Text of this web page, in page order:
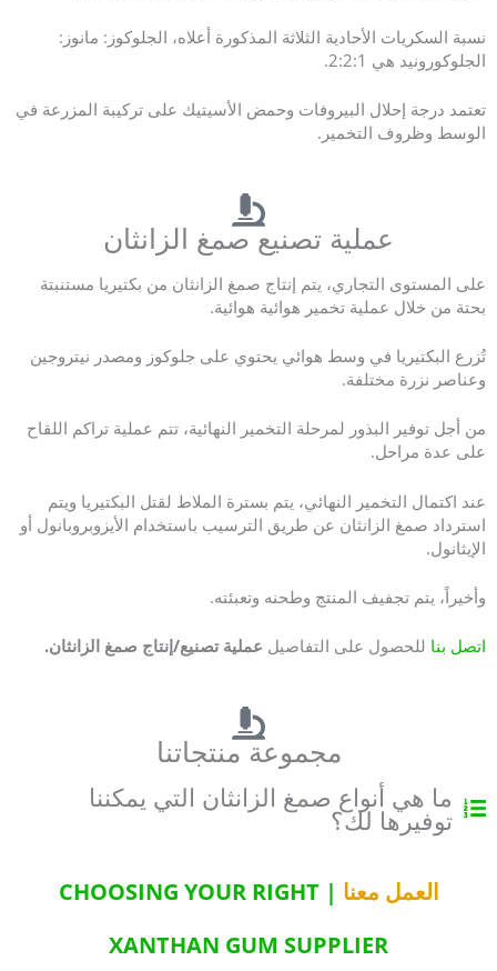
نسبة السكريات الأحادية الثلاثة المذكورة أعلاه، الجلوكوز: مانوز:
الجلوكورونيد هي 2:2:1.
تعتمد درجة إحلال البيروفات وحمض الأسيتيك على تركيبة المزرعة في
الوسط وظروف التخمير.
عملية تصنيع صمغ الزانثان
على المستوى التجاري، يتم إنتاج صمغ الزانثان من بكتيريا مستنبتة
بحتة من خلال عملية تخمير هوائية هوائية.
تُزرع البكتيريا في وسط هوائي يحتوي على جلوكوز ومصدر نيتروجين
وعناصر نزرة مختلفة.
من أجل توفير البذور لمرحلة التخمير النهائية، تتم عملية تراكم اللقاح
على عدة مراحل.
عند اكتمال التخمير النهائي، يتم بسترة الملاط لقتل البكتيريا ويتم
استرداد صمغ الزانثان عن طريق الترسيب باستخدام الأيزوبروبانول أو
الإيثانول.
وأخيراً، يتم تجفيف المنتج وطحنه وتعبئته.
اتصل بنا للحصول على التفاصيل عملية تصنيع/إنتاج صمغ الزانثان.
مجموعة منتجاتنا
ما هي أنواع صمغ الزانثان التي يمكننا
توفيرها لك؟
العمل معنا
| CHOOSING YOUR RIGHT
XANTHAN GUM SUPPLIER